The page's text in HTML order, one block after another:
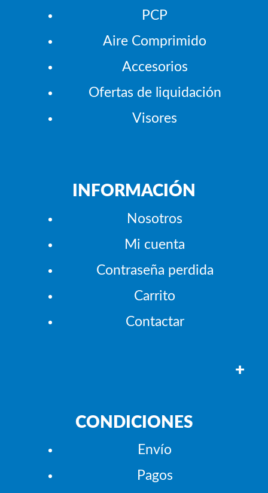
PCP
Aire Comprimido
Accesorios
Ofertas de liquidación
Visores
INFORMACIÓN
Nosotros
Mi cuenta
Contraseña perdida
Carrito
Contactar
+
CONDICIONES
Envío
Pagos